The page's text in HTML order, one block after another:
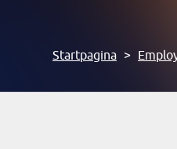
Startpagina >